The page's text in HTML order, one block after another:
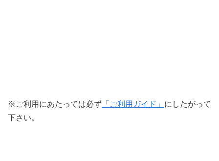
※ご利用にあたっては必ず 「ご利用ガイド」 にしたがって
下さい。